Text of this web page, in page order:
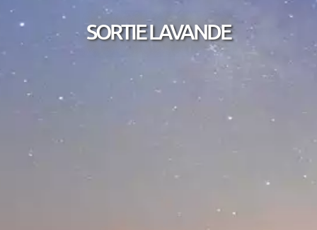
SORTIE LAVANDE